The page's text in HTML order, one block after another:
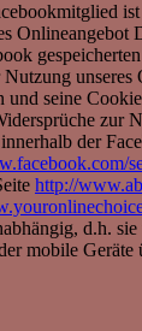
Onlineangebot
unseres
und seine
zur
der
http://
d.h.
mobile Geräte